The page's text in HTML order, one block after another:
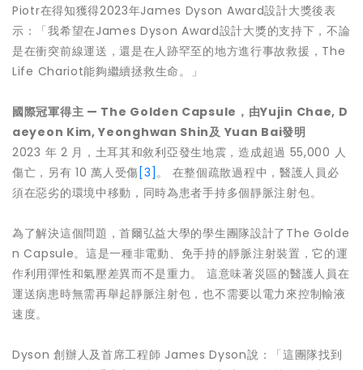
Piotr在得知獲得2023年James Dyson Award設計大獎後表
示：「我希望在James Dyson Award設計大獎的支持下，不論
是在衝突前線運送，還是在人跡罕至的地方進行事故救援，The
Life Chariot能夠繼續拯救生命。」
國際冠軍得主 — The Golden Capsule ， 由Yujin Chae, D
aeyeon Kim, Yeonghwan Shin及 Yuan Bai發明
2023 年 2 月，土耳其和敘利亞發生地震，造成超過 55,000 人
傷亡，另有 10 萬人受傷 [3] 。 在整個疏散過程中，醫護人員必
須在惡劣的環境中移動，同時為患者手持多個靜脈注射包。
為了解決這個問題，首爾弘益大學的學生團隊設計了The Golde
n Capsule。這是一種非電動、免手持的靜脈注射裝置，它的運
作利用彈性和氣壓差異而不是重力。 這意味著災區的醫護人員在
運送病患時無需再舉起靜脈注射包，也不需要以電力來控制輸液
速度。
Dyson 創辦人及首席工程師 James Dyson說：「這團隊找到